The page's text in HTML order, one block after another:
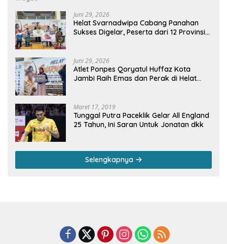
Juni 29, 2026
Helat Svarnadwipa Cabang Panahan
Sukses Digelar, Peserta dari 12 Provinsi
Juni 29, 2026
Atlet Ponpes Qoryatul Huffaz Kota
Jambi Raih Emas dan Perak di Helat
Maret 17, 2019
Tunggal Putra Paceklik Gelar All England
25 Tahun, Ini Saran Untuk Jonatan dkk
Selengkapnya